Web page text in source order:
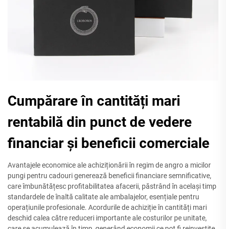
Cumpărare în cantități mari
rentabilă din punct de vedere
financiar și beneficii comerciale
Avantajele economice ale achiziționării în regim de angro a micilor
pungi pentru cadouri generează beneficii financiare semnificative,
care îmbunătățesc profitabilitatea afacerii, păstrând în același timp
standardele de înaltă calitate ale ambalajelor, esențiale pentru
operațiunile profesionale. Acordurile de achiziție în cantități mari
deschid calea către reduceri importante ale costurilor pe unitate,